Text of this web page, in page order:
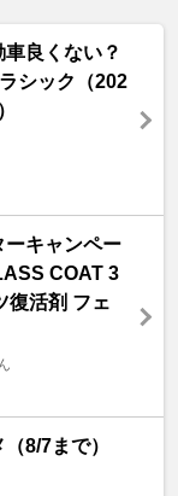
良くない？
シック（202
ーキャンペー
COAT 3
復活剤 フェ
8/7まで）